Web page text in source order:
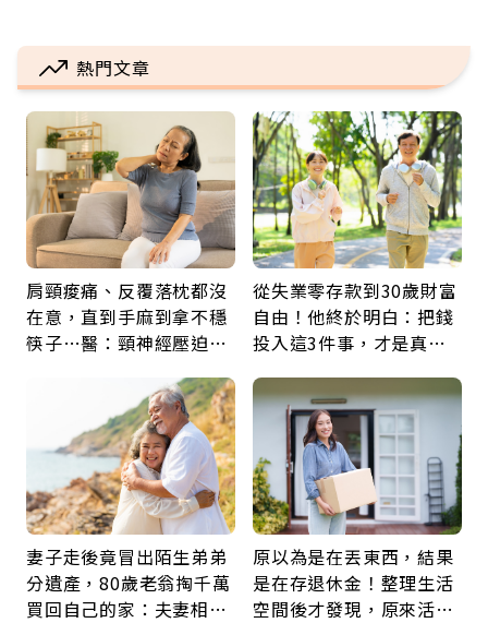
熱門文章
肩頸痠痛、反覆落枕都沒
在意，直到手麻到拿不穩
筷子…醫：頸神經壓迫上
從失業零存款到30歲財富
自由！他終於明白：把錢
投入這3件事，才是真正
妻子走後竟冒出陌生弟弟
分遺產，80歲老翁掏千萬
買回自己的家：夫妻相守
原以為是在丟東西，結果
是在存退休金！整理生活
空間後才發現，原來活得